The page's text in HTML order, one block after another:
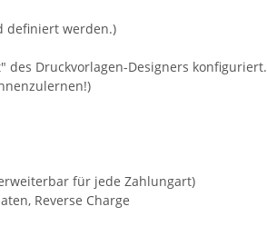
definiert werden.)
Druckvorlagen-Designers konfiguriert.
für jede Zahlungart)
Reverse Charge